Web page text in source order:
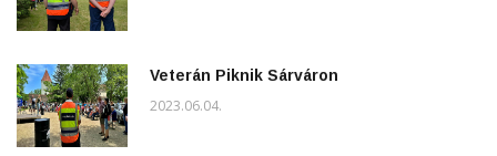
Veterán Piknik Sárváron
2023.06.04.